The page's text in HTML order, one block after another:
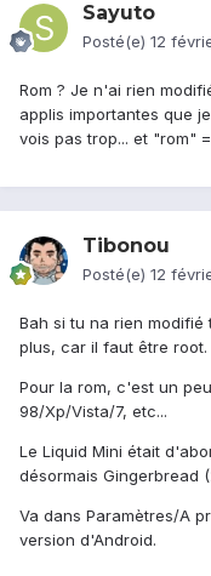
Sayuto
Posté(e) 12
Rom ? Je n'ai rien
applis importantes que
vois pas trop... et "rom"
Tibonou
Posté(e) 12
Bah si tu na rien
plus, car il faut être root.
Pour la rom, c'est un
98/Xp/Vista/7, etc...
Le Liquid Mini était
désormais Gingerbread
Va dans Paramètres/A
version d'Android.